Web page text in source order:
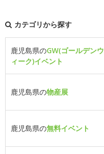
カテゴリから探す
鹿児島県のGW(ゴールデンウ
ィーク)イベント
鹿児島県の物産展
鹿児島県の無料イベント